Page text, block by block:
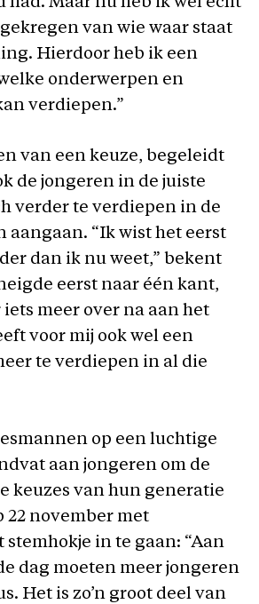
van wie waar staat
Hierdoor heb ik een
onderwerpen en
verdiepen.”
van een keuze, begeleidt
de jongeren in de juiste
verder te verdiepen in de
aangaan. “Ik wist het eerst
dan ik nu weet,” bekent
eerst naar één kant,
meer over na aan het
voor mij ook wel een
te verdiepen in al die
op een luchtige
aan jongeren om de
keuzes van hun generatie
22 november met
in te gaan: “Aan
dag moeten meer jongeren
Het is zo’n groot deel van